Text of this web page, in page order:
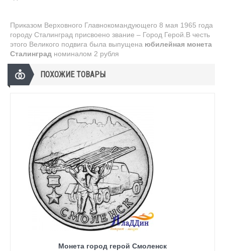
Приказом Верховного Главнокомандующего 8 мая 1965 года
городу Сталинград присвоено звание – Город Герой.В честь
этого Великого подвига была выпущена юбилейная монета
Сталинград номиналом 2 рубля
ПОХОЖИЕ ТОВАРЫ
Монета город герой Смоленск